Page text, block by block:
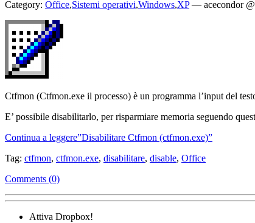
Category: Office,Sistemi operativi,Windows,XP— acecondor
Ctfmon (Ctfmon.exe il processo) è un programma l’input del
E’ possibile disabilitarlo, per risparmiare memoria seguendo
Continua a leggere”Disabilitare Ctfmon (ctfmon.exe)”
Tag: ctfmon, ctfmon.exe, disabilitare, disable, Office
Comments (0)
Attiva Dropbox!